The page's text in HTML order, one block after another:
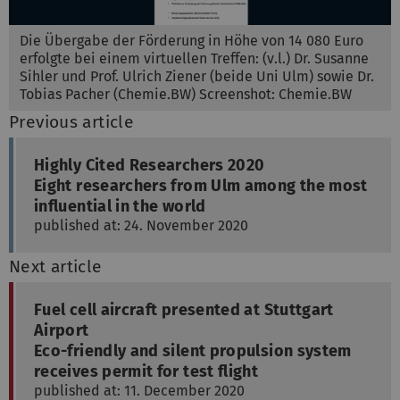
Die Übergabe der Förderung in Höhe von 14 080 Euro
erfolgte bei einem virtuellen Treffen: (v.l.) Dr. Susanne
Sihler und Prof. Ulrich Ziener (beide Uni Ulm) sowie Dr.
Tobias Pacher (Chemie.BW) Screenshot: Chemie.BW
Previous article
Highly Cited Researchers 2020
Eight researchers from Ulm among the most
influential in the world
published at: 24. November 2020
Next article
Fuel cell aircraft presented at Stuttgart
Airport
Eco-friendly and silent propulsion system
receives permit for test flight
published at: 11. December 2020